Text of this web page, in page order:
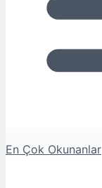
En Çok Okunanlar